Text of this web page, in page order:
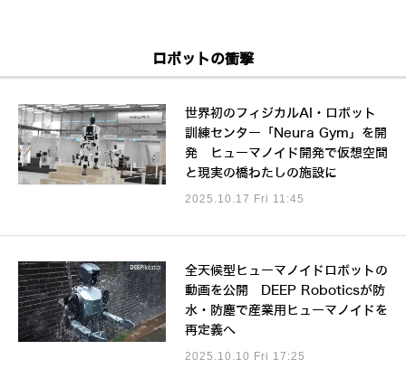
ロボットの衝撃
世界初のフィジカルAI・ロボット
訓練センター「Neura Gym」を開
発 ヒューマノイド開発で仮想空間
と現実の橋わたしの施設に
2025.10.17 Fri 11:45
全天候型ヒューマノイドロボットの
動画を公開 DEEP Roboticsが防
水・防塵で産業用ヒューマノイドを
再定義へ
2025.10.10 Fri 17:25